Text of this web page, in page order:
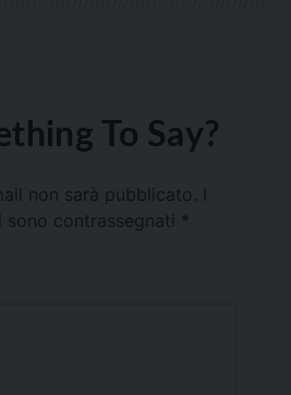
To Say?
non sarà pubblicato.
contrassegnati *